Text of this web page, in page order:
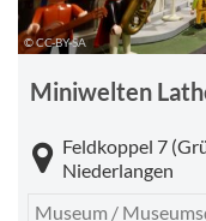
© CC-BY-SA
Miniwelten
Feldkoppel 7
Niederlangen
Museum /